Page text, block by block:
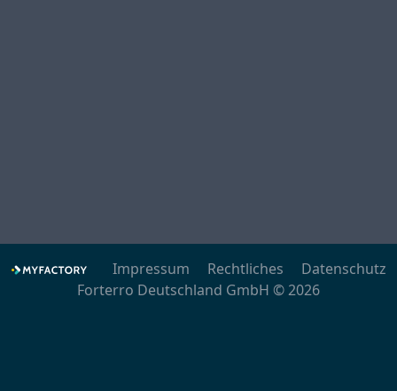
Impressum Rechtliches
Datenschutz
Forterro Deutschland GmbH © 2026